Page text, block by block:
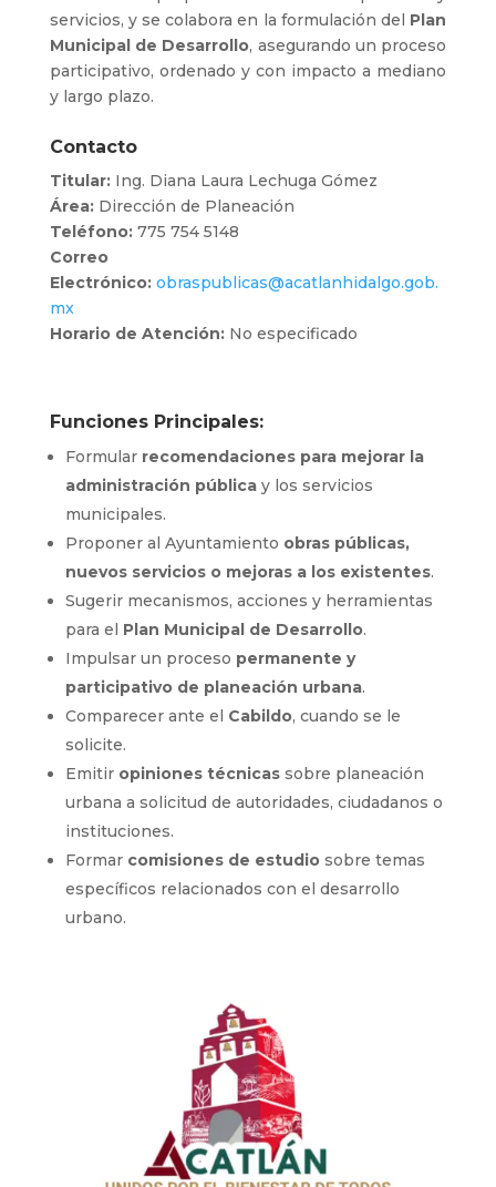
servicios, y se colabora en la formulación del Plan
Municipal de Desarrollo, asegurando un proceso
participativo, ordenado y con impacto a mediano
y largo plazo.
Contacto
Titular:Ing. Diana Laura Lechuga Gómez
Área:Dirección de Planeación
Teléfono:775 754 5148
Correo
Electrónico: obraspublicas@acatlanhidalgo.gob.
mx
Horario de Atención:No especificado
Funciones Principales:
Formular recomendaciones para mejorar la
administración pública y los servicios
municipales.
Proponer al Ayuntamiento obras públicas,
nuevos servicios o mejoras a los existentes.
Sugerir mecanismos, acciones y herramientas
para el Plan Municipal de Desarrollo.
Impulsar un proceso permanente y
participativo de planeación urbana.
Comparecer ante el Cabildo, cuando se le
solicite.
Emitir opiniones técnicas sobre planeación
urbana a solicitud de autoridades, ciudadanos o
instituciones.
Formar comisiones de estudio sobre temas
específicos relacionados con el desarrollo
urbano.